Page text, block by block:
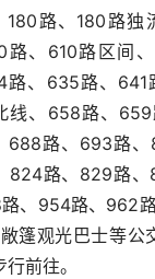
路、180路独
、610路区间、
、635路、641
线、658路、
路、693路、
路、829路、
、954路、962
篷观光巴士等公
前往。